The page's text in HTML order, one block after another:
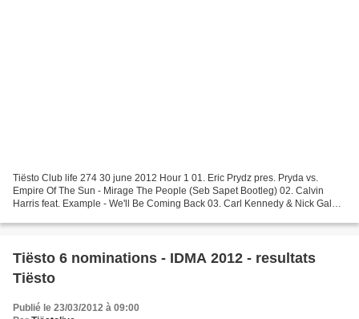
Tiësto Club life 274 30 june 2012 Hour 1 01. Eric Prydz pres. Pryda vs.
Empire Of The Sun - Mirage The People (Seb Sapet Bootleg) 02. Calvin
Harris feat. Example - We'll Be Coming Back 03. Carl Kennedy & Nick Galea
Tiësto 6 nominations - IDMA 2012 - resultats
Tiësto
Publié le 23/03/2012 à 09:00